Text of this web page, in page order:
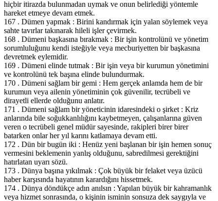
hiçbir itirazda bulunmadan uymak ve onun belirlediği yöntemle
hareket etmeye devam etmek.
167 . Dümen yapmak : Birini kandırmak için yalan söylemek veya
sahte tavırlar takınarak hileli işler çevirmek.
168 . Dümeni başkasına bırakmak : Bir işin kontrolünü ve yönetim
sorumluluğunu kendi isteğiyle veya mecburiyetten bir başkasına
devretmek eylemidir.
169 . Dümeni elinde tutmak : Bir işin veya bir kurumun yönetimini
ve kontrolünü tek başına elinde bulundurmak.
170 . Dümeni sağlam bir gemi : Hem gerçek anlamda hem de bir
kurumun veya ailenin yönetiminin çok güvenilir, tecrübeli ve
dirayetli ellerde olduğunu anlatır.
171 . Dümeni sağlam bir yöneticinin idaresindeki o şirket : Kriz
anlarında bile soğukkanlılığını kaybetmeyen, çalışanlarına güven
veren o tecrübeli genel müdür sayesinde, rakipleri birer birer
batarken onlar her yıl karını katlamaya devam etti.
172 . Dün bir bugün iki : Henüz yeni başlanan bir işin hemen sonuç
vermesini beklemenin yanlış olduğunu, sabredilmesi gerektiğini
hatırlatan uyarı sözü.
173 . Dünya başına yıkılmak : Çok büyük bir felaket veya üzücü
haber karşısında hayatının karardığını hissetmek.
174 . Dünya döndükçe adın anılsın : Yapılan büyük bir kahramanlık
veya hizmet sonrasında, o kişinin isminin sonsuza dek saygıyla ve